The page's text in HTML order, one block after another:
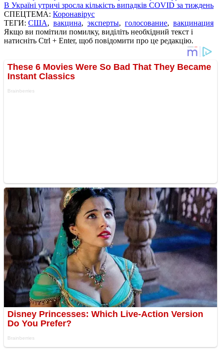
В Україні утричі зросла кількість випадків COVID за тиждень
СПЕЦТЕМА: Коронавірус
ТЕГИ: США, вакцина, эксперты, голосование, вакцинация
Якщо ви помітили помилку, виділіть необхідний текст і
натисніть Ctrl + Enter, щоб повідомити про це редакцію.